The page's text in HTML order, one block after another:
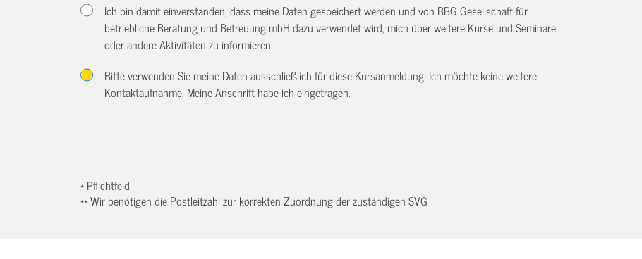
Ich bin damit einverstanden, dass meine Daten gespeichert werden und von BBG Gesellschaft für
betriebliche Beratung und Betreuung mbH dazu verwendet wird, mich über weitere Kurse und Seminare
oder andere Aktivitäten zu informieren.
Bitte verwenden Sie meine Daten ausschließlich für diese Kursanmeldung. Ich möchte keine weitere
Kontaktaufnahme. Meine Anschrift habe ich eingetragen.
* Pflichtfeld
** Wir benötigen die Postleitzahl zur korrekten Zuordnung der zuständigen SVG